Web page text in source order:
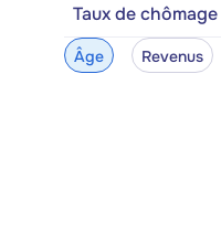
Taux de chômage
Âge Revenus